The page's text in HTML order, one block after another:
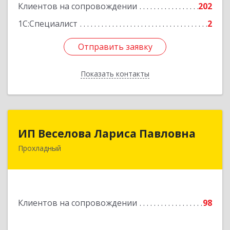
Клиентов на сопровождении
202
1С:Специалист
2
Отправить заявку
Показать контакты
Отправить заявку
Назад
ИП Веселова Лариса Павловна
Прохладный
Клиентов на сопровождении 98